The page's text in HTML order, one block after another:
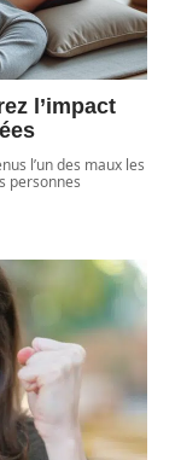
l’impact
l’un des maux les
personnes